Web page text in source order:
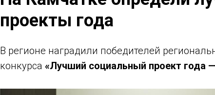
проекты года
В регионе наградили победителей
конкурса «Лучший социальный проект года